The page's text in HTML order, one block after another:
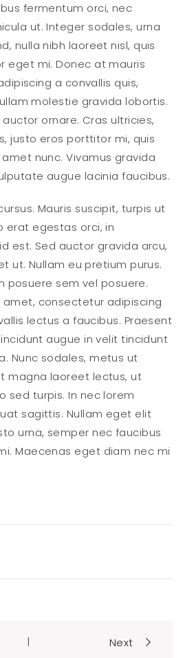
fermentum orci, nec
ut. Integer sodales, urna
nulla nibh laoreet nisl, quis
eget mi. Donec at mauris
a convallis quis,
molestie gravida lobortis.
ornare. Cras ultricies,
justo eros porttitor mi, quis
nunc. Vivamus gravida
augue lacinia faucibus.
Mauris suscipit, turpis ut
erat egestas orci, in
est. Sed auctor gravida arcu,
ut. Nullam eu pretium purus.
posuere sem vel posuere.
amet, consectetur adipiscing
lectus a faucibus. Praesent
augue in velit tincidunt
Nunc sodales, metus ut
magna laoreet lectus, ut
sed turpis. In nec lorem
sagittis. Nullam eget elit
urna, semper nec faucibus
Maecenas eget diam nec mi
Next